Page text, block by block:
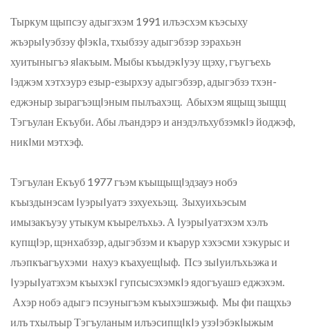
Тыркум щыпсэу адыгэхэм 1991 илъэсхэм къэсыху
жъэрыIуэбзэу фIэкIа, тхыбзэу адыгэбзэр зэрахьэн
хуитыныгъэ яIакъым. Мыбы къыдэкIуэу щэху, гъугъехь
Iэджэм хэтхэурэ езыр-езырхэу адыгэбзэр, адыгэбзэ тхэн-
еджэныр зырагъэщIэным пылъахэщ. Абыхэм ящыщ зыщщ
Тэгъулан Екъуби. Абы лъандэрэ и анэдэлъхубзэмкIэ йоджэф,
никIми мэтхэф.
Тэгъулан Екъуб 1977 гъэм къыщыщIэдзауэ нобэ
къыздынэсам IуэрыIуатэ зэхуехьэщ. Зыхуихьэсым
имызакъуэу утыкум къырелъхьэ. А IуэрыIуатэхэм хэлъ
купщIэр, щэнхабзэр, адыгэбзэм и къарур хэхэсми хэкурыс и
лъэпкъагъухэми нахуэ къахуещIыф. Псэ зыIуилъхьэжа и
IуэрыIуатэхэм къыхэкI гупсысэхэмкIэ ядогъуашэ еджэхэм.
Ахэр нобэ адыгэ псэуныгъэм къыхэшэжыф. Мы фи пащхьэ
илъ тхылъыр Тэгъуланым илъэсипщIкIэ узэIэбэкIыжым